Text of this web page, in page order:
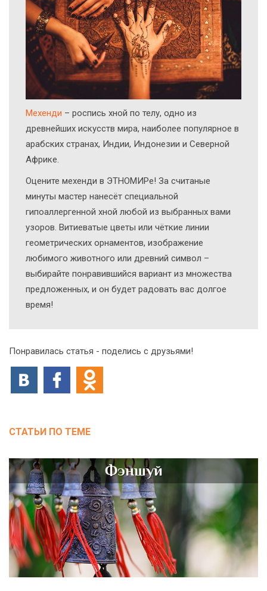
Мехенди – роспись хной по телу, одно из
древнейших искусств мира, наиболее популярное в
арабских странах, Индии, Индонезии и Северной
Африке.
Оцените мехенди в ЭТНОМИРе! За считаные
минуты мастер нанесёт специальной
гипоаллергенной хной любой из выбранных вами
узоров. Витиеватые цветы или чёткие линии
геометрических орнаментов, изображение
любимого животного или древний символ –
выбирайте понравившийся вариант из множества
предложенных, и он будет радовать вас долгое
время!
Понравилась статья - поделись с друзьями!
СТАТЬИ ПО ТЕМЕ
Фэншуй